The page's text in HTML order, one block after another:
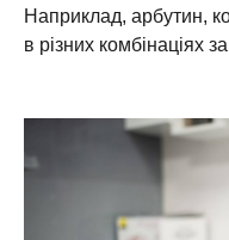
Наприклад, арбутин,
в різних комбінаціях